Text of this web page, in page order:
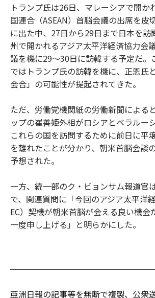
トランプ氏は26日、マレーシアで開か
国連合（ASEAN）首脳会議の出席を皮
に出た中、27日から29日まで日本を訪
州で開かれるアジア太平洋経済協力会
議を機に29～30日に訪韓する予定だ。
ではトランプ氏の訪韓を機に、正恩氏
会合」の可能性が提起されてきた。
ただ、労働党機関紙の労働新聞による
ップの崔善姫外相がロシアとベラルー
これらの国を訪問するために前日に平
を離れたことが分かり、朝米首脳会談
予想された。
一方、統一部のク・ビョンサム報道官
で、関連質問に「今回のアジア太平洋
EC）契機が朝米首脳が会える良い機会
一度申し上げる」と明らかにした。
亜洲日報の記事等を無断で複製、公衆